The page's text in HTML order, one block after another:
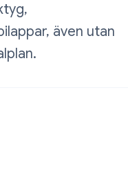
även utan